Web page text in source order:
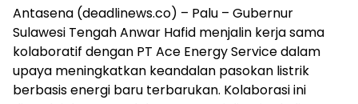
Antasena (deadlinews.co) – Palu – Gubernur
Sulawesi Tengah Anwar Hafid menjalin kerja sama
kolaboratif dengan PT Ace Energy Service dalam
upaya meningkatkan keandalan pasokan listrik
berbasis energi baru terbarukan. Kolaborasi ini